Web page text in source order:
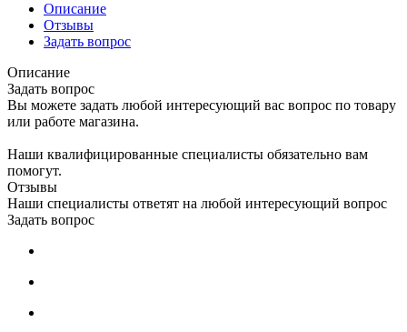
Описание
Отзывы
Задать вопрос
Описание
Задать вопрос
Вы можете задать любой интересующий вас вопрос по товару
или работе магазина.
Наши квалифицированные специалисты обязательно вам
помогут.
Отзывы
Наши специалисты ответят на любой интересующий вопрос
Задать вопрос